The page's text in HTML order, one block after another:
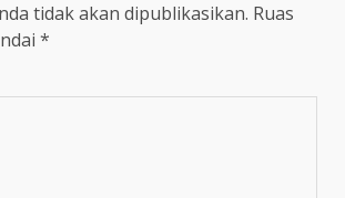
tidak akan dipublikasikan. Ruas
*